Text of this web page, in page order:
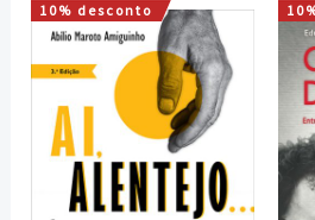
10% desconto
O
preço
original
era:
16,00 €.
O
preço
atual
é:
14,40 €.